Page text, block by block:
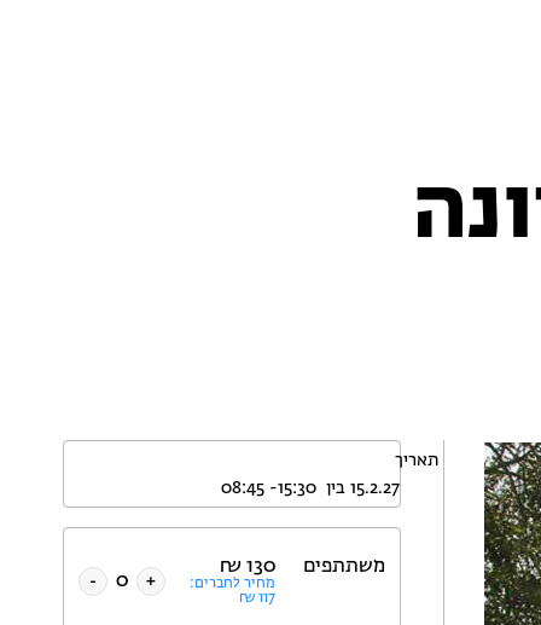
תאריך
משתתפים 130
₪
מחיר לחברים:
117
₪
+
-